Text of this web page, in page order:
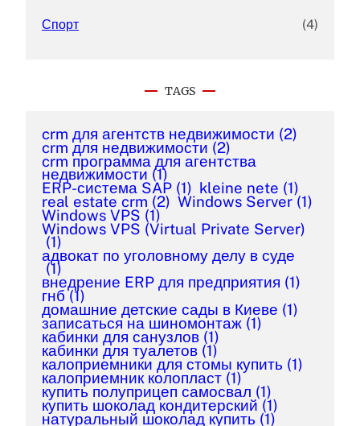
Спорт (4)
TAGS
crm для агентств недвижимости (2)
crm для недвижимости (2)
crm программа для агентства
недвижимости (1)
ERP-система SAP (1) kleine nete (1)
real estate crm (2) Windows Server (1)
Windows VPS (1)
Windows VPS (Virtual Private Server)
(1)
адвокат по уголовному делу в суде
(1)
внедрение ERP для предприятия (1)
гнб (1)
домашние детские сады в Киеве (1)
записаться на шиномонтаж (1)
кабинки для санузлов (1)
кабинки для туалетов (1)
калоприемники для стомы купить (1)
калоприемник колопласт (1)
купить полуприцеп самосвал (1)
купить шоколад кондитерский (1)
натуральный шоколад купить (1)